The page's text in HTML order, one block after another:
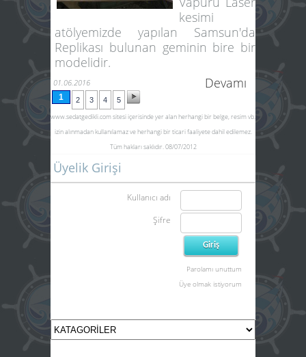
kesimi
atölyemizde yapılan Samsun'da
Replikası bulunan geminin bire bir
modelidir.
01.06.2016 Devamı
1 2 3 4 5
www.sedatgedikli.comsitesi içerisinde yer alan herhangi bir belge, resim vb.
izin alınmadan kullanılamaz ve herhangi bir ticari faaliyete dahil edilemez.
Tüm hakları saklıdır. 08/07/2012
Üyelik Girişi
Kullanıcı adı
Şifre
Parolamı unuttum
Üye olmak istiyorum